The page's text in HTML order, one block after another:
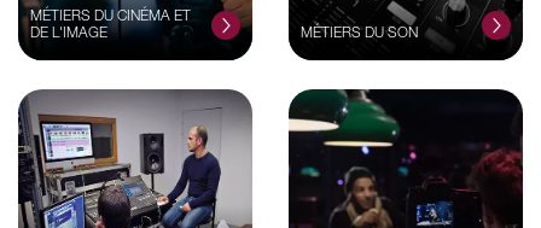
MÉTIERS DU CINÉMA ET
DE L'IMAGE
MÉTIERS DU SON